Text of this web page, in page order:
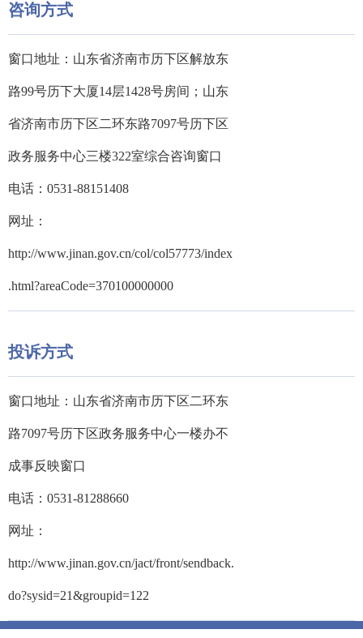
咨询方式
窗口地址：山东省济南市历下区解放东
路99号历下大厦14层1428号房间；山东
省济南市历下区二环东路7097号历下区
政务服务中心三楼322室综合咨询窗口
电话：0531-88151408
网址：
http://www.jinan.gov.cn/col/col57773/index
.html?areaCode=370100000000
投诉方式
窗口地址：山东省济南市历下区二环东
路7097号历下区政务服务中心一楼办不
成事反映窗口
电话：0531-81288660
网址：
http://www.jinan.gov.cn/jact/front/sendback.
do?sysid=21&groupid=122